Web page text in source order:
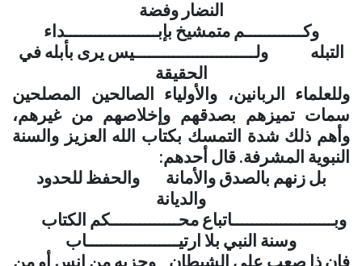
النضار وفضة
وكــــــــــــم متمشيخ بإبـــــــــــــــــــداء
التبله ولـــــــــــــــــــــــــيس يرى بأبله في
الحقيقة
وللعلماء الربانين، والأولياء الصالحين المصلحين
سمات تميزهم بصدقهم وإخلاصهم من غيرهم،
وأهم ذلك شدة التمسك بكتاب الله العزيز والسنة
النبوية المشرفة. قال أحدهم:
بل زنهم بالصدق والأمانة والحفظ للحدود
والديانة
وبـــــــــــــــــــــاتباع محــــــــــــــكم الكتاب
وسنة النبي بلا ارتيـــــــــــــــــــاب
فإن ذا صعب على الشيطان وحزبه من إنس أو من